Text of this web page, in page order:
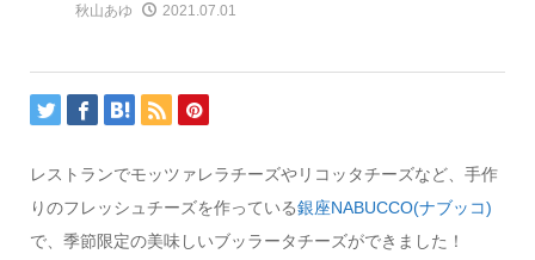
秋山あゆ 2021.07.01
レストランでモッツァレラチーズやリコッタチーズなど、手作
りのフレッシュチーズを作っている銀座NABUCCO(ナブッコ)
で、季節限定の美味しいブッラータチーズができました！